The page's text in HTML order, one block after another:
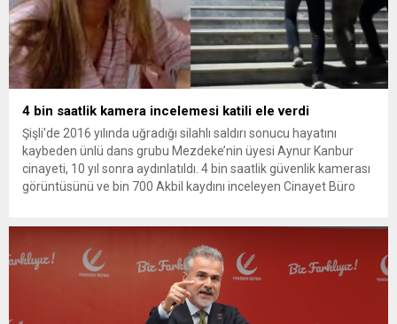
4 bin saatlik kamera incelemesi katili ele verdi
Şişli’de 2016 yılında uğradığı silahlı saldırı sonucu hayatını
kaybeden ünlü dans grubu Mezdeke’nin üyesi Aynur Kanbur
cinayeti, 10 yıl sonra aydınlatıldı. 4 bin saatlik güvenlik kamerası
görüntüsünü ve bin 700 Akbil kaydını inceleyen Cinayet Büro